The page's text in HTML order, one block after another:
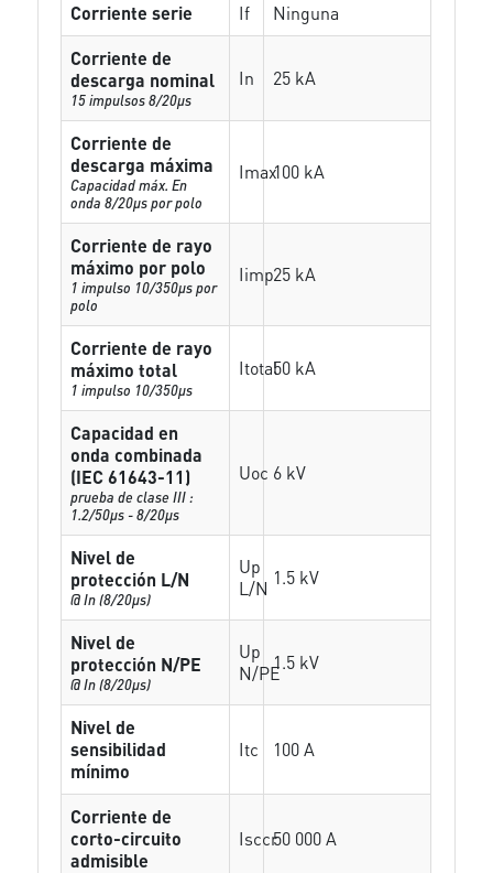
Corriente serie If
Ninguna
Corriente de
descarga nominal
15 impulsos 8/20µs
In 25 kA
Corriente de
descarga máxima
Capacidad máx. En
onda 8/20µs por polo
Imax100 kA
Corriente de rayo
máximo por polo
1 impulso 10/350µs por
polo
Iimp25 kA
Corriente de rayo
máximo total
1 impulso 10/350µs
Itotal50 kA
Capacidad en
onda combinada
(IEC 61643-11)
prueba de clase III :
1.2/50µs - 8/20µs
Uoc 6 kV
Nivel de
protección L/N
@ In (8/20µs)
Up
L/N 1.5 kV
Nivel de
protección N/PE
@ In (8/20µs)
Up
N/PE1.5 kV
Nivel de
sensibilidad
mínimo
Itc 100 A
Corriente de
corto-circuito
admisible
Isccr50 000 A